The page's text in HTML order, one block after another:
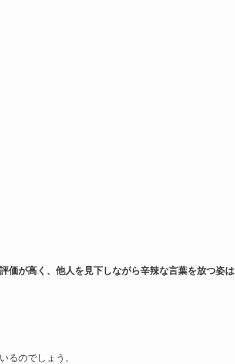
価が高く、他人を見下しながら辛辣な言葉を放つ姿
るのでしょう。